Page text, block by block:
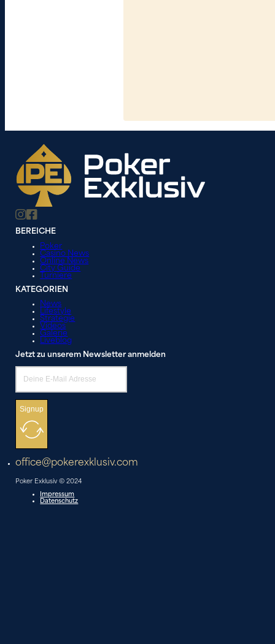
BEREICHE
Poker
Casino News
Online News
City Guide
Turniere
KATEGORIEN
News
Lifestyle
Strategie
Videos
Galerie
Liveblog
Jetzt zu unserem Newsletter anmelden
Signup
office@pokerexklusiv.com
Poker Exklusiv © 2024
Impressum
Datenschutz